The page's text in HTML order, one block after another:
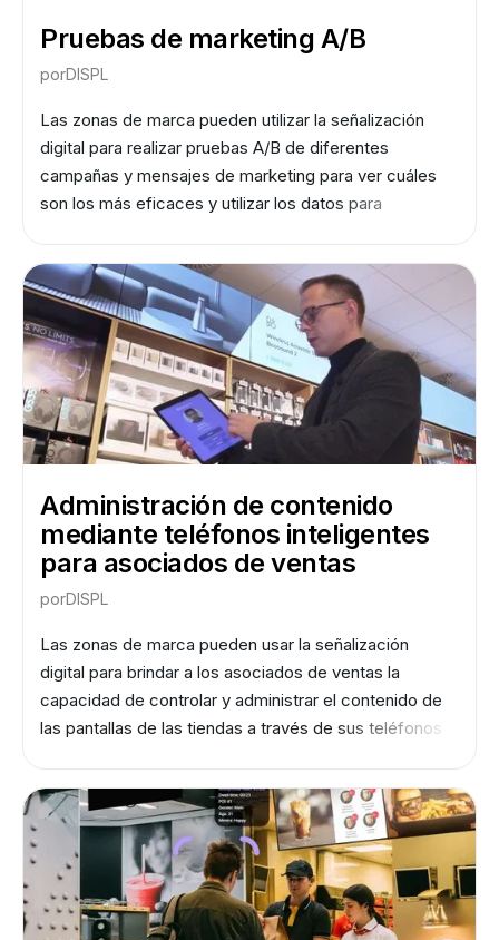
Pruebas de marketing A/B
porDISPL
Las zonas de marca pueden utilizar la señalización
digital para realizar pruebas A/B de diferentes
campañas y mensajes de marketing para ver cuáles
son los más eficaces y utilizar los datos para
Administración de contenido
mediante teléfonos inteligentes
para asociados de ventas
porDISPL
Las zonas de marca pueden usar la señalización
digital para brindar a los asociados de ventas la
capacidad de controlar y administrar el contenido de
las pantallas de las tiendas a través de sus teléfonos
rápidamente a los cambios en el comportamiento de
los clientes y optimizar sus estrategias de marketing
en consecuencia.